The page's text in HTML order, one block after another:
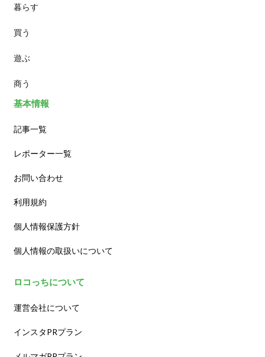
スイーツ
ランチ
カフェ
暮らす
買う
遊ぶ
商う
基本情報
記事一覧
レポーター一覧
お問い合わせ
利用規約
個人情報保護方針
個人情報の取扱いについて
ロコっちについて
運営会社について
インスタPRプラン